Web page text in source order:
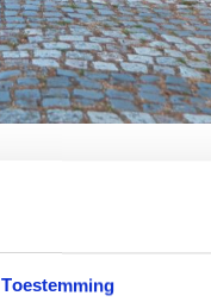
Toestemming